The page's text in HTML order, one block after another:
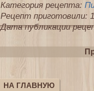
Категория рецепта:
Рецепт приготовили:
Дата публикации
НА ГЛАВНУЮ